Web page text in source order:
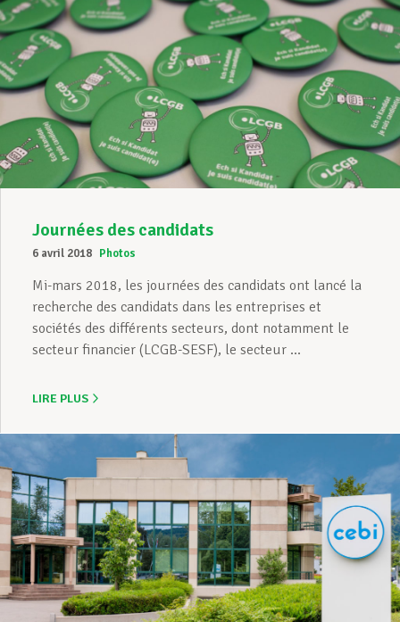
Journées des candidats
6 avril 2018 Photos
Mi-mars 2018, les journées des candidats ont lancé la
recherche des candidats dans les entreprises et
sociétés des différents secteurs, dont notamment le
secteur financier (LCGB-SESF), le secteur ...
LIRE PLUS